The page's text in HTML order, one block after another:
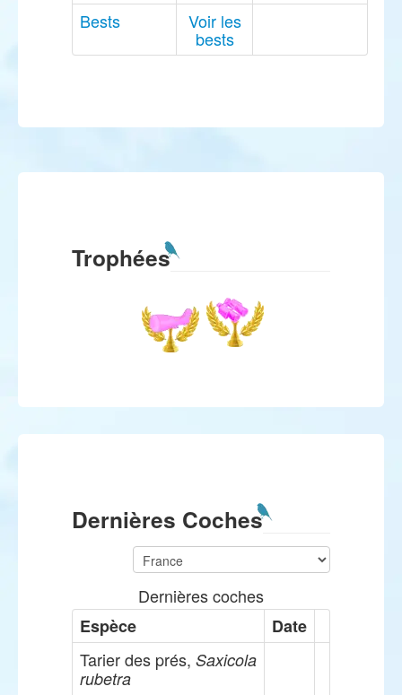
Bests Voir les
bests
Trophées
Dernières Coches
Dernières coches
Espèce
Date
Tarier des prés, Saxicola
rubetra